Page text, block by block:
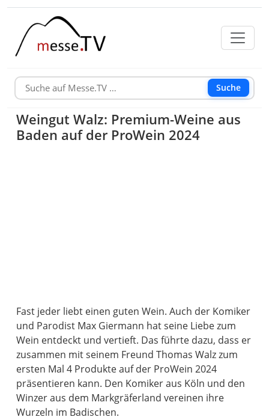
Suche
Weingut Walz: Premium-Weine aus
Baden auf der ProWein 2024
Fast jeder liebt einen guten Wein. Auch der Komiker
und Parodist Max Giermann hat seine Liebe zum
Wein entdeckt und vertieft. Das führte dazu, dass er
zusammen mit seinem Freund Thomas Walz zum
ersten Mal 4 Produkte auf der ProWein 2024
präsentieren kann. Den Komiker aus Köln und den
Winzer aus dem Markgräferland vereinen ihre
Wurzeln im Badischen.